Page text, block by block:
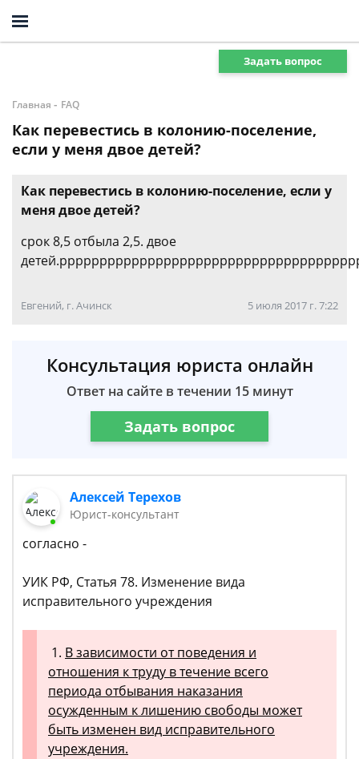
Задать вопрос
Главная - FAQ
Как перевестись в колонию-поселение,
если у меня двое детей?
Как перевестись в колонию-поселение, если у
меня двое детей?
срок 8,5 отбыла 2,5. двое
Евгений, г. Ачинск 5 июля 2017 г. 7:22
Консультация юриста онлайн
Ответ на сайте в течении 15 минут
Задать вопрос
Алексей Терехов
Юрист-консультант
согласно -
УИК РФ, Статья 78. Изменение вида
исправительного учреждения
1. В зависимости от поведения и
отношения к труду в течение всего
периода отбывания наказания
осужденным к лишению свободы может
быть изменен вид исправительного
учреждения.